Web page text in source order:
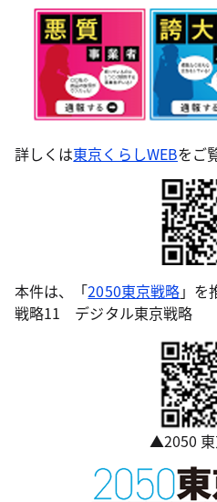
詳しくは東京くらしWEBをご
本件は、「2050東京戦略」を
戦略11 デジタル東京戦略
▲2050